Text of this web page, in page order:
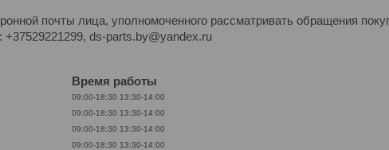
почты лица, уполномоченного рассматривать обращения
+37529221299, ds-parts.by@yandex.ru
Время работы
09:00-18:30 13:30-14:00
09:00-18:30 13:30-14:00
09:00-18:30 13:30-14:00
09:00-18:30 13:30-14:00